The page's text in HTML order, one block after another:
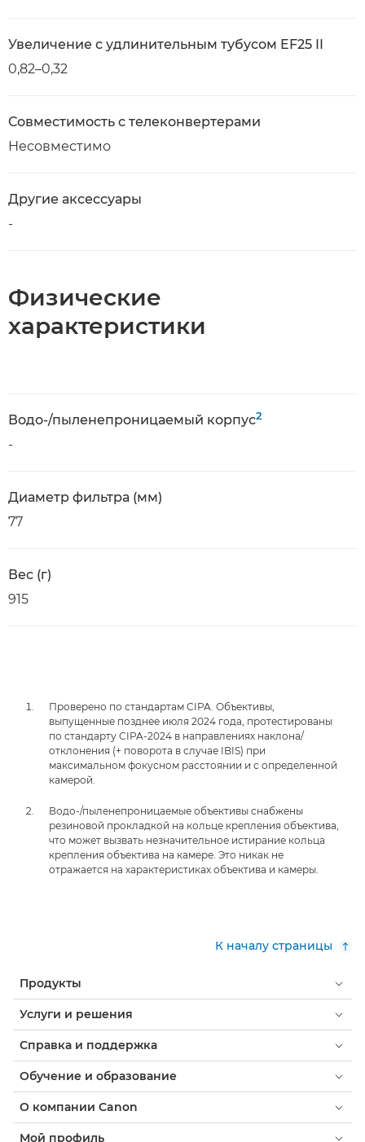
Увеличение с удлинительным тубусом EF25 II
0,82–0,32
Совместимость с телеконвертерами
Несовместимо
Другие аксессуары
-
Физические
характеристики
Водо-/пыленепроницаемый корпус2
-
Диаметр фильтра (мм)
77
Вес (г)
915
Проверено по стандартам CIPA. Объективы,
выпущенные позднее июля 2024 года, протестированы
по стандарту CIPA-2024 в направлениях наклона/
отклонения (+ поворота в случае IBIS) при
максимальном фокусном расстоянии и с определенной
камерой.
Водо-/пыленепроницаемые объективы снабжены
резиновой прокладкой на кольце крепления объектива,
что может вызвать незначительное истирание кольца
крепления объектива на камере. Это никак не
отражается на характеристиках объектива и камеры.
К началу страницы
Продукты
Услуги и решения
Справка и поддержка
Обучение и образование
О компании Canon
Мой профиль